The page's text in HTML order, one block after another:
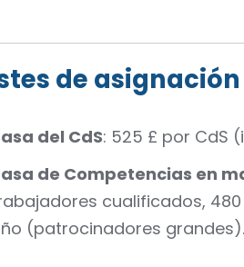
de asignación
del CdS: 525 £ por CdS
de Competencias en
cualificados,
(patrocinadores